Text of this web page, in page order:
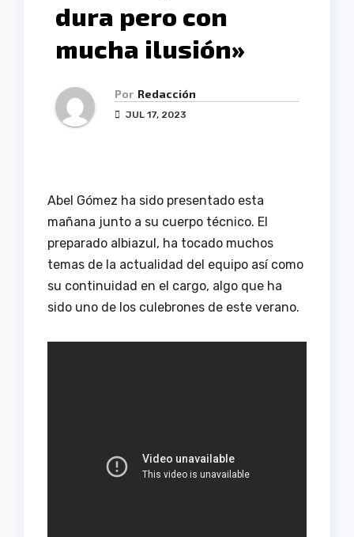
dura pero con
mucha ilusión»
Por Redacción
JUL 17, 2023
Abel Gómez ha sido presentado esta
mañana junto a su cuerpo técnico. El
preparado albiazul, ha tocado muchos
temas de la actualidad del equipo así como
su continuidad en el cargo, algo que ha
sido uno de los culebrones de este verano.